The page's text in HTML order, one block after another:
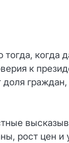
когда
к
доля
рост цен и